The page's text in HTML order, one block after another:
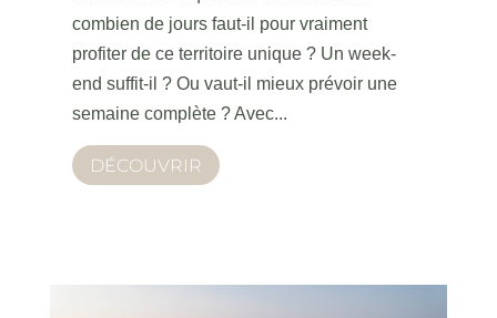
combien de jours faut-il pour vraiment
profiter de ce territoire unique ? Un week-
end suffit-il ? Ou vaut-il mieux prévoir une
semaine complète ? Avec...
DÉCOUVRIR